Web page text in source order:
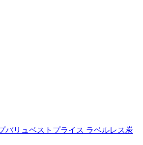
バリュベストプライス ラベルレス炭